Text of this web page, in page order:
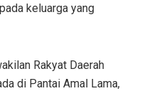
keluarga yang
Rakyat Daerah
di Pantai Amal Lama,